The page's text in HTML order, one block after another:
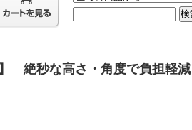
絶秒な高さ・角度で負担軽減